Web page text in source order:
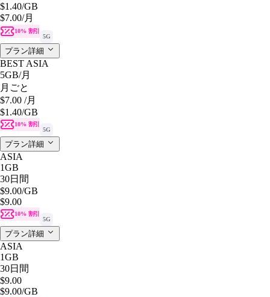
$1.40/GB
$7.00/月
10% 割引
5G
プラン詳細
BEST ASIA
5GB/月
月ごと
$7.00 /月
$1.40/GB
10% 割引
5G
プラン詳細
ASIA
1GB
30日間
$9.00/GB
$9.00
10% 割引
5G
プラン詳細
ASIA
1GB
30日間
$9.00
$9.00/GB